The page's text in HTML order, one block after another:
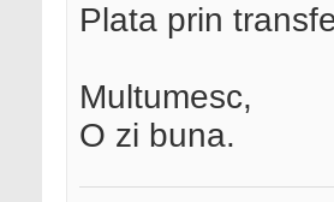
Plata prin
Multumesc,
O zi buna.